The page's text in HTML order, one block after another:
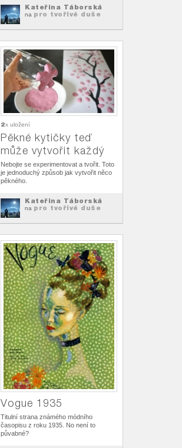
Kateřina Táborská
na pro tvořivé duše
2x uložení
Pěkné kytičky teď
může vytvořit každý
Nebojte se experimentovat a tvořit. Toto
je jednoduchý způsob jak vytvořit něco
pěkného.
Kateřina Táborská
na pro tvořivé duše
Vogue 1935
Titulní strana známého módního
časopisu z roku 1935. No není to
půvabné?